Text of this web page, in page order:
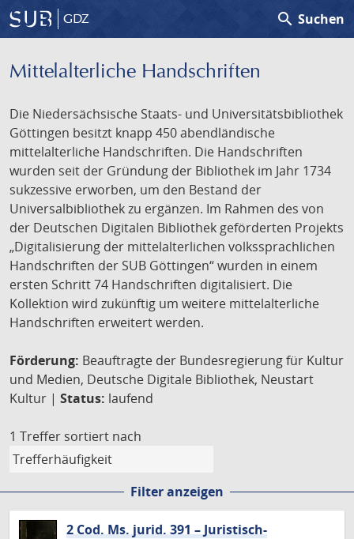
GDZ search Suchen
Mittelalterliche Handschriften
Die Niedersächsische Staats- und Universitätsbibliothek
Göttingen besitzt knapp 450 abendländische
mittelalterliche Handschriften. Die Handschriften
wurden seit der Gründung der Bibliothek im Jahr 1734
sukzessive erworben, um den Bestand der
Universalbibliothek zu ergänzen. Im Rahmen des von
der Deutschen Digitalen Bibliothek geförderten Projekts
„Digitalisierung der mittelalterlichen volkssprachlichen
Handschriften der SUB Göttingen“ wurden in einem
ersten Schritt 74 Handschriften digitalisiert. Die
Kollektion wird zukünftig um weitere mittelalterliche
Handschriften erweitert werden.
Förderung: Beauftragte der Bundesregierung für Kultur
und Medien, Deutsche Digitale Bibliothek, Neustart
Kultur | Status: laufend
1 Treffer sortiert nach
Filter anzeigen
2 Cod. Ms. jurid. 391 – Juristisch-